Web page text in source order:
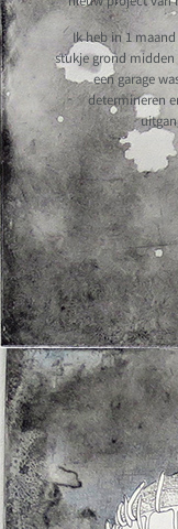
Ik heb in 1
stukje grond midden
een garage
determineren